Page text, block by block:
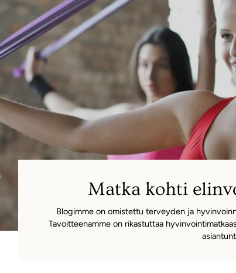
Matka kohti
Blogimme on omistettu terveyden ja
Tavoitteenamme on rikastuttaa